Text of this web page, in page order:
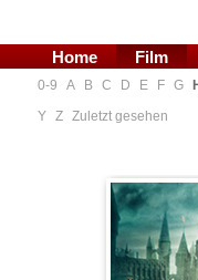
Home Film
0-9 A B C D E F G H
Y Z Zuletzt gesehen